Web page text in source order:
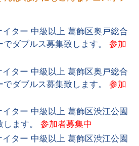
イター 中級以上 葛飾区奥戸総合
ダブルス募集致します。
参加
イター 中級以上 葛飾区奥戸総合
ダブルス募集致します。
参加
イター 中級以上 葛飾区渋江公園
ます。
参加者募集中
イター 中級以上 葛飾区渋江公園